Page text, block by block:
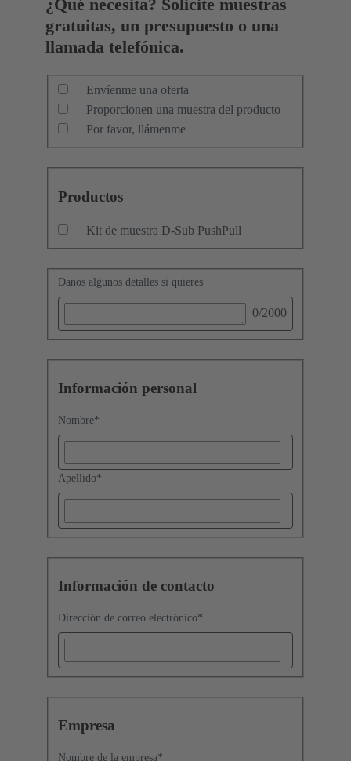
¿Qué necesita? Solicite muestras
gratuitas, un presupuesto o una
llamada telefónica.
Envíenme una oferta
Proporcionen una muestra del producto
Por favor, llámenme
Productos
Kit de muestra D-Sub PushPull
Danos algunos detalles si quieres
0/2000
Información personal
Nombre*
Apellido*
Información de contacto
Dirección de correo electrónico*
Empresa
Nombre de la empresa*